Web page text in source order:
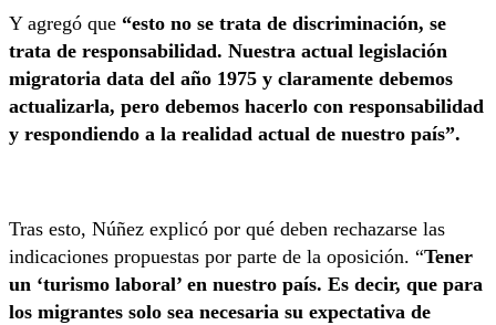
Y agregó que “esto no se trata de discriminación, se
trata de responsabilidad. Nuestra actual legislación
migratoria data del año 1975 y claramente debemos
actualizarla, pero debemos hacerlo con responsabilidad
y respondiendo a la realidad actual de nuestro país”.
Tras esto, Núñez explicó por qué deben rechazarse las
indicaciones propuestas por parte de la oposición. “Tener
un ‘turismo laboral’ en nuestro país. Es decir, que para
los migrantes solo sea necesaria su expectativa de